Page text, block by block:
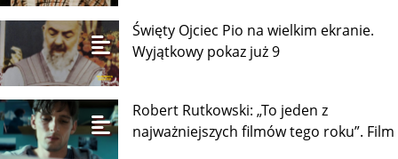
Święty Ojciec Pio na wielkim ekranie.
Wyjątkowy pokaz już 9
Robert Rutkowski: „To jeden z
najważniejszych filmów tego roku”. Film